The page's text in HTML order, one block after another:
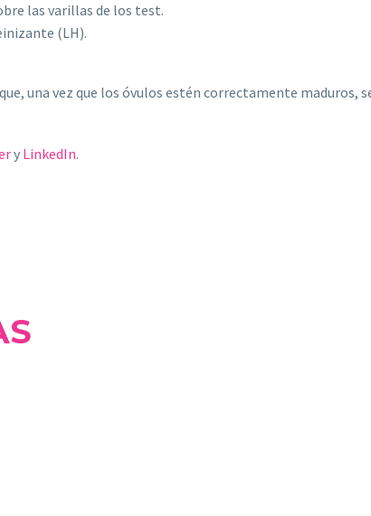
las varillas de los test.
(LH).
una vez que los óvulos estén correctamente maduros,
y LinkedIn.